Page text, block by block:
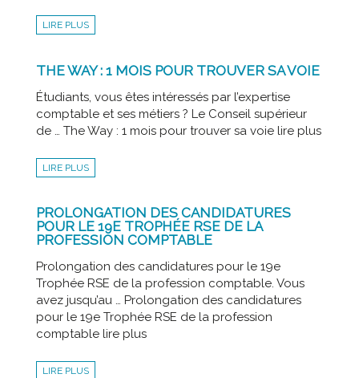
LIRE PLUS
THE WAY : 1 MOIS POUR TROUVER SA VOIE
Étudiants, vous êtes intéressés par l’expertise
comptable et ses métiers ? Le Conseil supérieur
de … The Way : 1 mois pour trouver sa voie lire plus
LIRE PLUS
PROLONGATION DES CANDIDATURES
POUR LE 19E TROPHÉE RSE DE LA
PROFESSION COMPTABLE
Prolongation des candidatures pour le 19e
Trophée RSE de la profession comptable. Vous
avez jusqu’au … Prolongation des candidatures
pour le 19e Trophée RSE de la profession
comptable lire plus
LIRE PLUS